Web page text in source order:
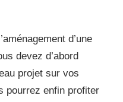
d’une
devez d’abord
projet sur vos
pourrez enfin profiter